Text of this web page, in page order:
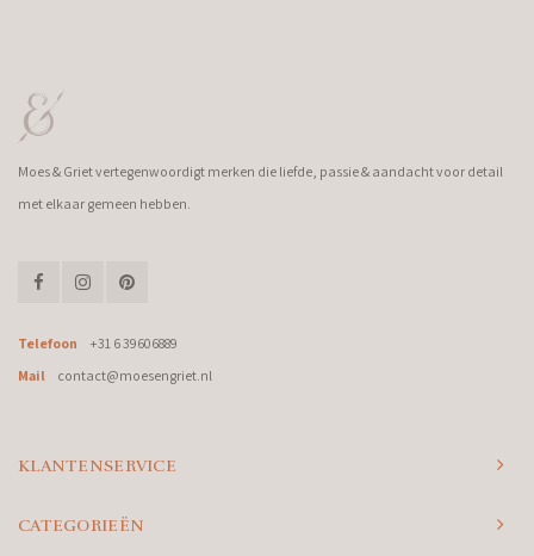
Moes & Griet vertegenwoordigt merken die liefde, passie & aandacht voor detail
met elkaar gemeen hebben.
Telefoon
+31 6 39606889
Mail
contact@moesengriet.nl
KLANTENSERVICE
CATEGORIEËN